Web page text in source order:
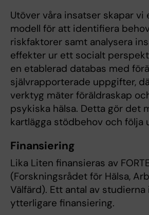
Utöver våra insatser skapar vi
modell för att identifiera
riskfaktorer samt analysera
effekter ur ett socialt
en etablerad databas med
självrapporterade uppgifter,
verktyg mäter föräldraskap
psykiska hälsa. Detta gör det
kartlägga stödbehov och följa
Finansiering
Lika Liten finansieras av
(Forskningsrådet för Hälsa,
Välfärd). Ett antal av
ytterligare finansiering.